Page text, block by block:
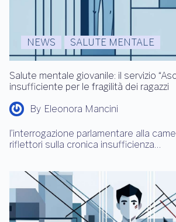
NEWS SALUTE MENTALE
Salute mentale giovanile: il servizio
insufficiente per le fragilità dei ragazzi
By Eleonora Mancini
l’interrogazione parlamentare alla
riflettori sulla cronica insufficienza…